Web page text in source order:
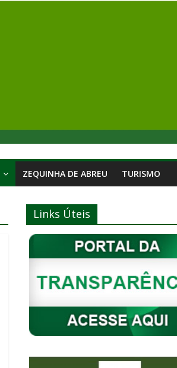
ZEQUINHA DE ABREU TURISMO
Links Úteis